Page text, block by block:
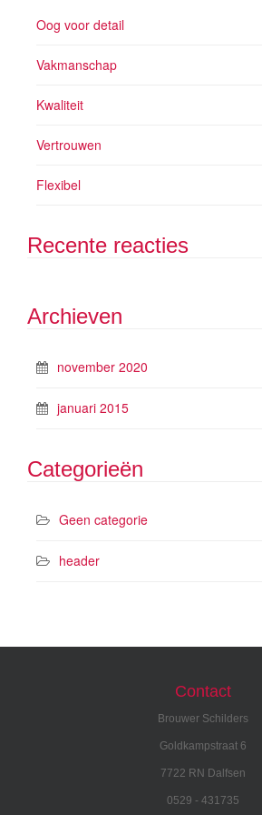
Oog voor detail
Vakmanschap
Kwaliteit
Vertrouwen
Flexibel
Recente reacties
Archieven
november 2020
januari 2015
Categorieën
Geen categorie
header
Contact
Brouwer Schilders
Goldkampstraat 6
7722 RN Dalfsen
0529 - 431735